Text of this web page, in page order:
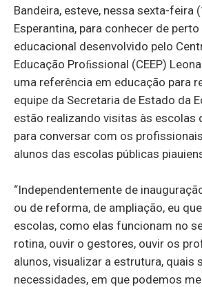
Bandeira, esteve, nessa sexta-feira
Esperantina, para conhecer de
educacional desenvolvido pelo
Educação Proﬁssional (CEEP)
uma referência em educação para
equipe da Secretaria de Estado da
estão realizando visitas às escolas
para conversar com os
alunos das escolas públicas
“Independentemente de
ou de reforma, de ampliação, eu
escolas, como elas funcionam no
rotina, ouvir o gestores, ouvir os
alunos, visualizar a estrutura, quais
necessidades, em que podemos